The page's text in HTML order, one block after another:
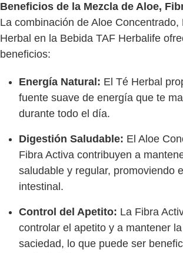
Beneficios de la Mezcla de Aloe,
La combinación de Aloe Concentrado,
Herbal en la Bebida TAF Herbalife
beneficios:
Energía Natural: El Té Herbal
fuente suave de energía que te
durante todo el día.
Digestión Saludable: El Aloe
Fibra Activa contribuyen a
saludable y regular, promoviendo
intestinal.
Control del Apetito: La Fibra
controlar el apetito y a mantener
saciedad, lo que puede ser